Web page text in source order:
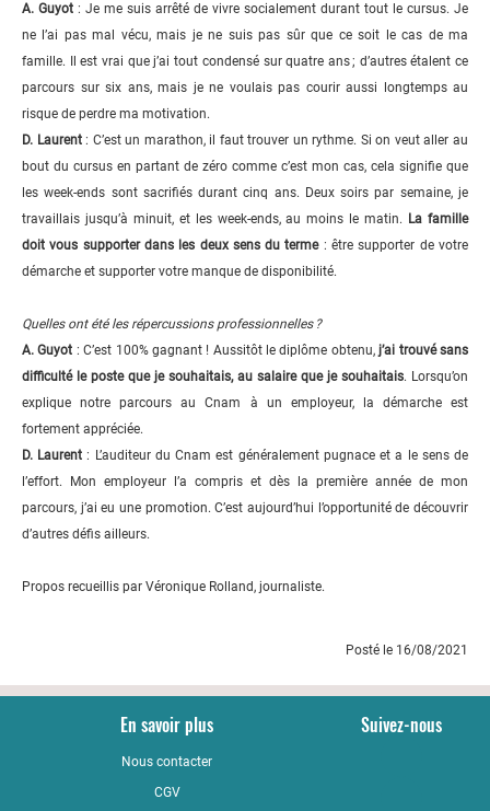
A. Guyot : Je me suis arrêté de vivre socialement durant tout le cursus. Je
ne l’ai pas mal vécu, mais je ne suis pas sûr que ce soit le cas de ma
famille. Il est vrai que j’ai tout condensé sur quatre ans ; d’autres étalent ce
parcours sur six ans, mais je ne voulais pas courir aussi longtemps au
risque de perdre ma motivation.
D. Laurent: C’est un marathon, il faut trouver un rythme. Si on veut aller au
bout du cursus en partant de zéro comme c’est mon cas, cela signifie que
les week-ends sont sacrifiés durant cinq ans. Deux soirs par semaine, je
travaillais jusqu’à minuit, et les week-ends, au moins le matin. La famille
doit vous supporter dans les deux sens du terme: être supporter de votre
démarche et supporter votre manque de disponibilité.
Quelles ont été les répercussions professionnelles ?
A. Guyot : C’est 100% gagnant ! Aussitôt le diplôme obtenu,j’ai trouvé sans
difficulté le poste que je souhaitais, au salaire que je souhaitais. Lorsqu’on
explique notre parcours au Cnam à un employeur, la démarche est
fortement appréciée.
D. Laurent : L’auditeur du Cnam est généralement pugnace et a le sens de
l’effort. Mon employeur l’a compris et dès la première année de mon
parcours, j’ai eu une promotion. C’est aujourd’hui l’opportunité de découvrir
d’autres défis ailleurs.
Propos recueillis par Véronique Rolland, journaliste.
Posté le 16/08/2021
En savoir plus
Nous contacter
CGV
Suivez-nous